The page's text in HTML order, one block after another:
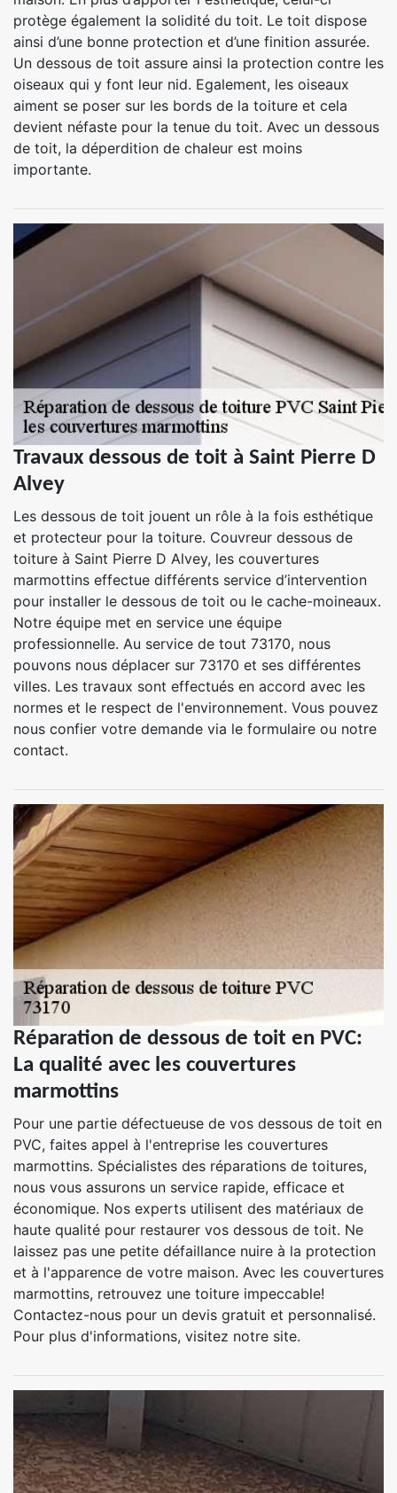
protège également la solidité du toit. Le toit dispose
ainsi d’une bonne protection et d’une finition assurée.
Un dessous de toit assure ainsi la protection contre les
oiseaux qui y font leur nid. Egalement, les oiseaux
aiment se poser sur les bords de la toiture et cela
devient néfaste pour la tenue du toit. Avec un dessous
de toit, la déperdition de chaleur est moins
importante.
Travaux dessous de toit à Saint Pierre D
Alvey
Les dessous de toit jouent un rôle à la fois esthétique
et protecteur pour la toiture. Couvreur dessous de
toiture à Saint Pierre D Alvey, les couvertures
marmottins effectue différents service d’intervention
pour installer le dessous de toit ou le cache-moineaux.
Notre équipe met en service une équipe
professionnelle. Au service de tout 73170, nous
pouvons nous déplacer sur 73170 et ses différentes
villes. Les travaux sont effectués en accord avec les
normes et le respect de l'environnement. Vous pouvez
nous confier votre demande via le formulaire ou notre
contact.
Réparation de dessous de toit en PVC:
La qualité avec les couvertures
marmottins
Pour une partie défectueuse de vos dessous de toit en
PVC, faites appel à l'entreprise les couvertures
marmottins. Spécialistes des réparations de toitures,
nous vous assurons un service rapide, efficace et
économique. Nos experts utilisent des matériaux de
haute qualité pour restaurer vos dessous de toit. Ne
laissez pas une petite défaillance nuire à la protection
et à l'apparence de votre maison. Avec les couvertures
marmottins, retrouvez une toiture impeccable!
Contactez-nous pour un devis gratuit et personnalisé.
Pour plus d'informations, visitez notre site.